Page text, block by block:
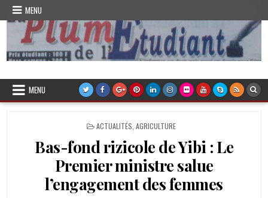
Skip
content
MENU
Plume de l'Etudiant
MENU
POSTED
ACTUALITÉS AGRICULTURE
Bas-fond rizicole de Yibi : Le
Premier ministre salue
l’engagement des femmes